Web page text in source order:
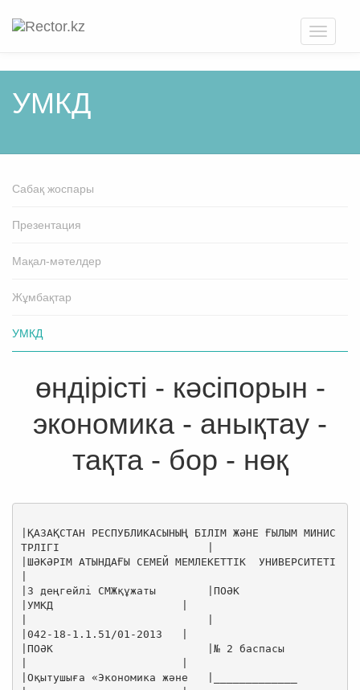
Toggle
УМКД
Cабақ жоспары
Презентация
Мақал-мәтелдер
Жұмбақтар
УМКД
өндірісті - кәсіпорын -
экономика - анықтау -
тақта - бор - нөқ